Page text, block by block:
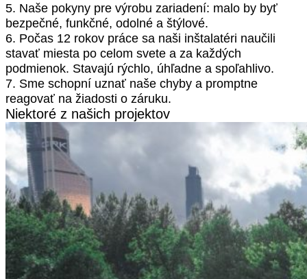
5. Naše pokyny pre výrobu zariadení: malo by byť
bezpečné, funkčné, odolné a štýlové.
6. Počas 12 rokov práce sa naši inštalatéri naučili
stavať miesta po celom svete a za každých
podmienok. Stavajú rýchlo, úhľadne a spoľahlivo.
7. Sme schopní uznať naše chyby a promptne
reagovať na žiadosti o záruku.
Niektoré z našich projektov